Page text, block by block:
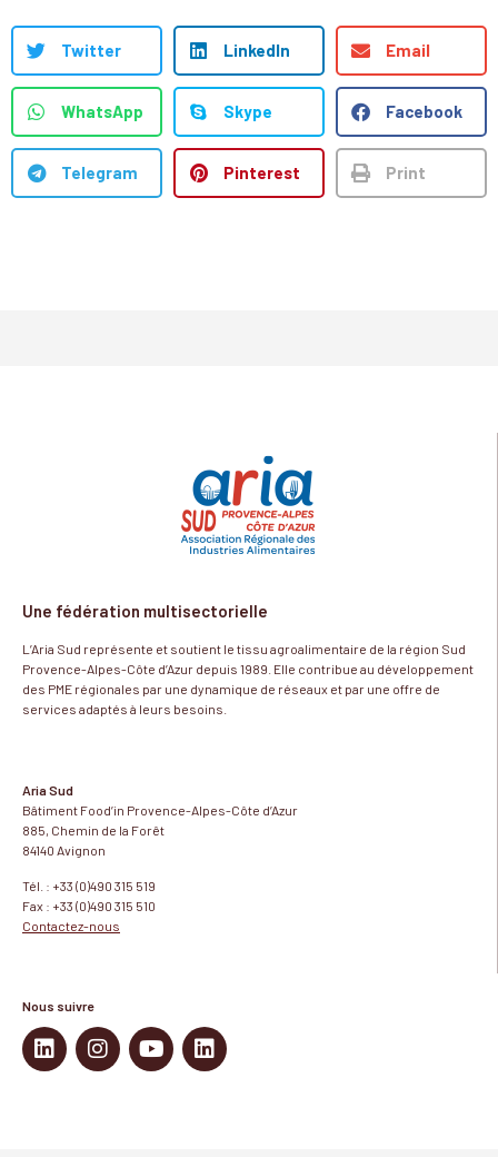
Twitter LinkedIn Email
WhatsApp Skype Facebook
Telegram Pinterest Print
Une fédération multisectorielle
L’Aria Sud représente et soutient le tissu agroalimentaire de la région Sud
Provence-Alpes-Côte d’Azur depuis 1989. Elle contribue au développement
des PME régionales par une dynamique de réseaux et par une offre de
services adaptés à leurs besoins.
Aria Sud
Bâtiment Food’in Provence-Alpes-Côte d’Azur
885, Chemin de la Forêt
84140 Avignon
Tél. : +33 (0)490 315 519
Fax : +33 (0)490 315 510
Contactez-nous
Nous suivre